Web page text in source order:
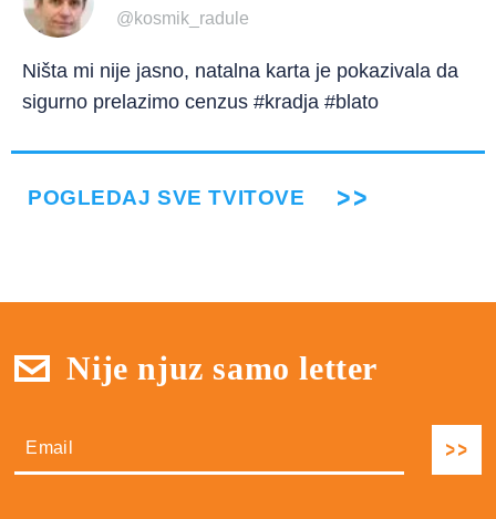
@kosmik_radule
Ništa mi nije jasno, natalna karta je pokazivala da
sigurno prelazimo cenzus #kradja #blato
POGLEDAJ SVE TVITOVE
Nije njuz samo letter